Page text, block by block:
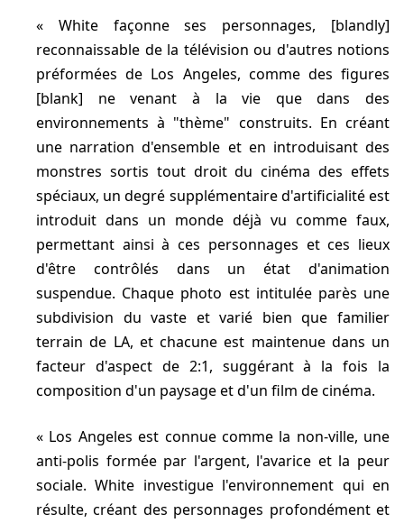
White façonne ses personnages, [blandly]
reconnaissable de la télévision ou d'autres notions
préformées de Los Angeles, comme des figures
[blank] ne venant à la vie que dans des
environnements à "thème" construits. En créant
une narration d'ensemble et en introduisant des
monstres sortis tout droit du cinéma des effets
spéciaux, un degré supplémentaire d'artificialité est
introduit dans un monde déjà vu comme faux,
permettant ainsi à ces personnages et ces lieux
d'être contrôlés dans un état d'animation
suspendue. Chaque photo est intitulée parès une
subdivision du vaste et varié bien que familier
terrain de LA, et chacune est maintenue dans un
facteur d'aspect de 2:1, suggérant à la fois la
composition d'un paysage et d'un film de cinéma.
Los Angeles est connue comme la non-ville, une
anti-polis formée par l'argent, l'avarice et la peur
sociale. White investigue l'environnement qui en
résulte, créant des personnages profondément et